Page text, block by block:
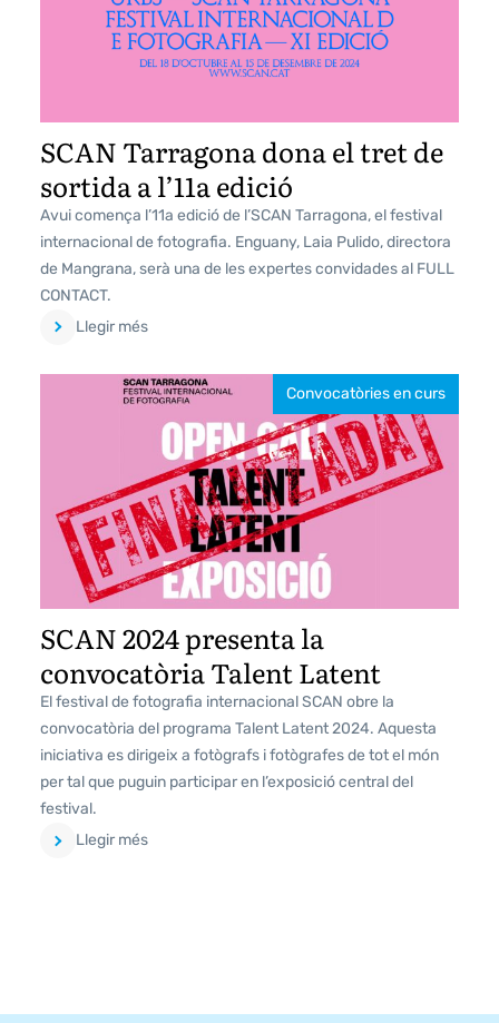
SCAN Tarragona dona el tret de
sortida a l’11a edició
Avui comença l’11a edició de l’SCAN Tarragona, el festival
internacional de fotografia. Enguany, Laia Pulido, directora
de Mangrana, serà una de les expertes convidades al FULL
CONTACT.
Llegir més
Convocatòries en curs
SCAN 2024 presenta la
convocatòria Talent Latent
El festival de fotografia internacional SCAN obre la
convocatòria del programa Talent Latent 2024. Aquesta
iniciativa es dirigeix a fotògrafs i fotògrafes de tot el món
per tal que puguin participar en l’exposició central del
festival.
Llegir més